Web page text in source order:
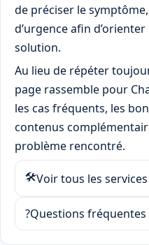
de préciser le
d’urgence afin
solution.
Au lieu de répéter
page rassemble pour
les cas fréquents, les
contenus
problème rencontré.
🛠Voir tous les services
?Questions fréquentes